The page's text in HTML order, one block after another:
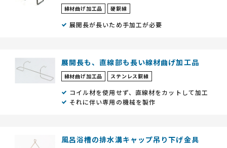
線材曲げ加工品 硬鋼線
展開長が長いため手加工が必要
展開長も、直線部も長い線材曲げ加工品
線材曲げ加工品 ステンレス鋼線
コイル材を使用せず、直線材をカットして加工
それに伴い専用の機械を製作
風呂浴槽の排水溝キャップ吊り下げ金具